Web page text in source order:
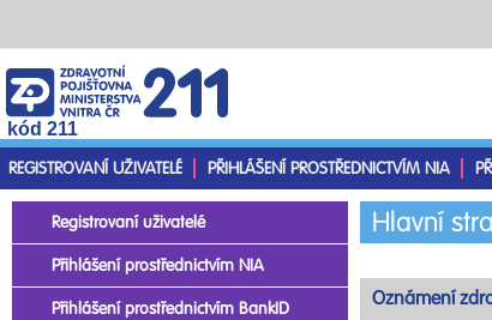
kód 211
REGISTROVANÍ UŽIVATELÉ
PŘIHLÁŠENÍ PROSTŘEDNICTVÍM NIA
Hlavní
Oznámení
Registrovaní uživatelé
Přihlášení prostřednictvím NIA
Přihlášení prostřednictvím BankID